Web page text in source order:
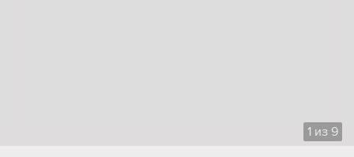
1 из 9